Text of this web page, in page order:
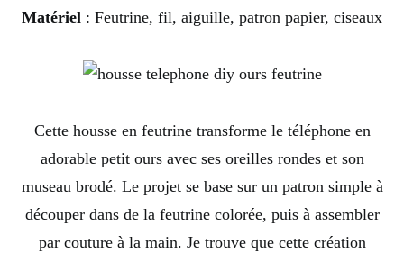
Matériel : Feutrine, fil, aiguille, patron papier, ciseaux
Cette housse en feutrine transforme le téléphone en
adorable petit ours avec ses oreilles rondes et son
museau brodé. Le projet se base sur un patron simple à
découper dans de la feutrine colorée, puis à assembler
par couture à la main. Je trouve que cette création